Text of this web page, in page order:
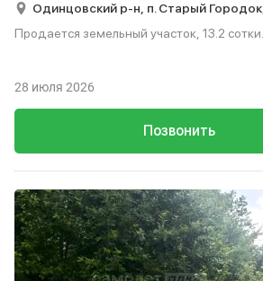
Одинцовский р-н, п. Старый Городок,
Продается земельный участок, 13.2 сотки.
Позвонить
28 июля 2026